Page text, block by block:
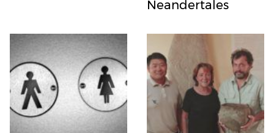
Neandertales